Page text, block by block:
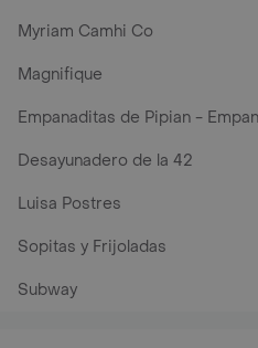
Myriam Camhi Co
Magnifique
Empanaditas de Pipian -
Desayunadero de la 42
Luisa Postres
Sopitas y Frijoladas
Subway